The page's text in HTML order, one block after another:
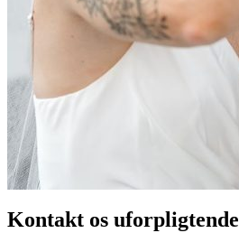
Kontakt os uforpligtende